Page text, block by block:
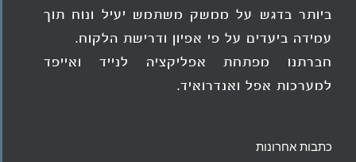
ביותר בדגש על ממשק משתמש יעיל ונוח תוך
עמידה ביעדים על פי אפיון ודרישת הלקוח.
חברתנו מפתחת אפליקציה לנייד ואייפד
למערכות אפל ואנדרואיד.
כתבות אחרונות